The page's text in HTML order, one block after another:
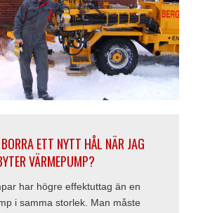
ETT NYTT HÅL NÄR JAG
VÄRMEPUMP?
har högre effektuttag än en
i samma storlek. Man måste